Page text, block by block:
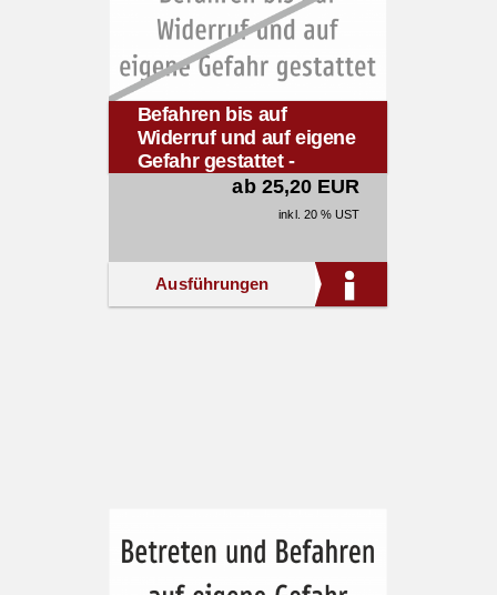
Befahren bis auf
Widerruf und auf eigene
Gefahr gestattet -
(aufgehoben)ab 25,20 EUR
inkl. 20 % UST
Ausführungen